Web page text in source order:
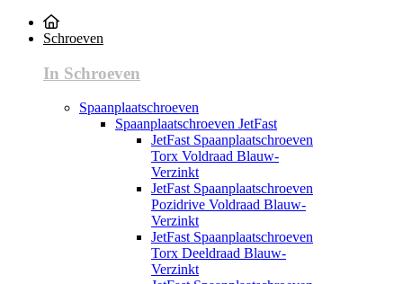
Schroeven
In Schroeven
Spaanplaatschroeven
Spaanplaatschroeven JetFast
JetFast Spaanplaatschroeven
Torx Voldraad Blauw-
Verzinkt
JetFast Spaanplaatschroeven
Pozidrive Voldraad Blauw-
Verzinkt
JetFast Spaanplaatschroeven
Torx Deeldraad Blauw-
Verzinkt